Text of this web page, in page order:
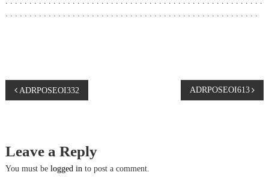
. . . . . . . . . . . . . . . . . . . . . . . . . . . . . . . . . . . . . . . . . . . . . . . . . . . . .
P
s
t
ADRPOSEOI332 ADRPOSEOI613
Leave a Reply
You must be logged into post a comment.